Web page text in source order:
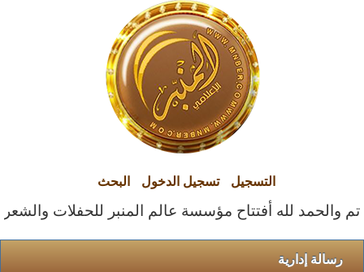
التسجيل تسجيل الدخول البحث
تم والحمد لله أفتتاح مؤسسة عالم المنبر للحفلات
رسالة إدارية